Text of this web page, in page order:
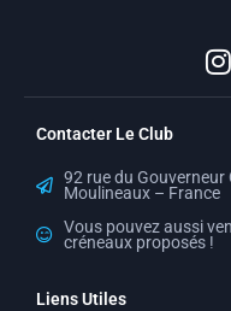
n
s
r
a
Contacter Le Club
92 rue du Gouverneur
Moulineaux – France
Vous pouvez aussi
créneaux proposés !
Liens Utiles